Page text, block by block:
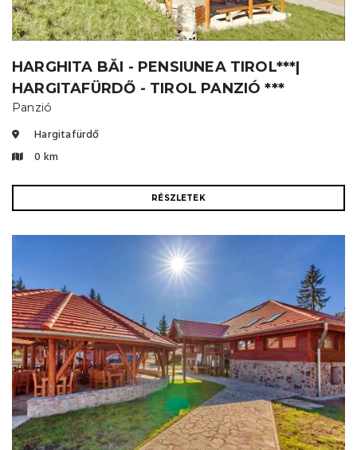
HARGHITA BĂI - PENSIUNEA TIROL***|
HARGITAFÜRDŐ - TIROL PANZIÓ ***
Panzió
Hargitafürdő
0 km
RÉSZLETEK